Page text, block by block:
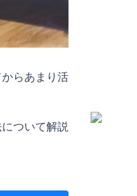
らあまり活
ついて解説